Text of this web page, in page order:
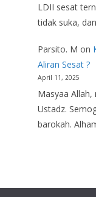
LDII sesat
tidak suka,
Parsito. M on
Aliran Sesat ?
April 11, 2025
Masyaa
Ustadz.
barokah.